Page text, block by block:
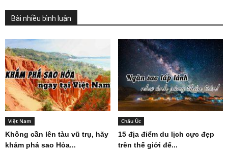
Bài nhiều bình luận
Việt Nam
Không cần lên tàu vũ trụ, hãy
khám phá sao Hỏa...
Châu Úc
15 địa điểm du lịch cực đẹp
trên thế giới để...